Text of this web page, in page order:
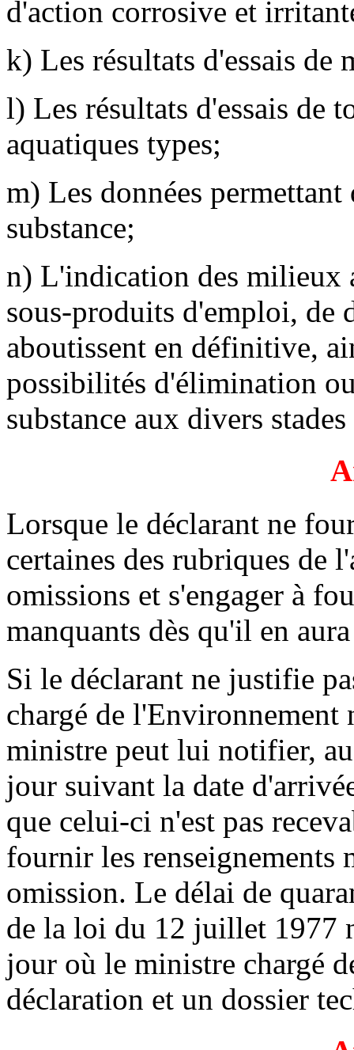
d'action corrosive et
k) Les résultats d'essais de
l) Les résultats d'essais de
aquatiques types;
m) Les données
substance;
n) L'indication des milieux
sous-produits d'emploi, de
aboutissent en définitive,
possibilités d'élimination
substance aux divers
Lorsque le déclarant ne
certaines des rubriques
omissions et s'engager à
manquants dès qu'il en
Si le déclarant ne justifie
chargé de l'Environnement
ministre peut lui notifier,
jour suivant la date
que celui-ci n'est pas
fournir les renseignements
omission. Le délai de
de la loi du 12 juillet 1977
jour où le ministre chargé
déclaration et un dossier